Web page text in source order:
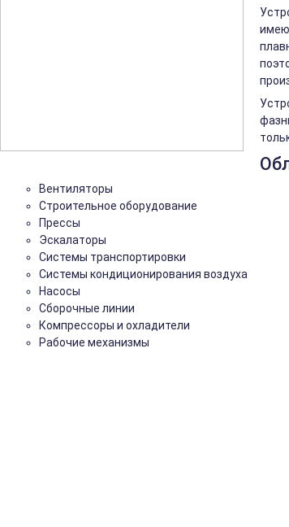
Вентиляторы
Строительное оборудование
Прессы
Эскалаторы
Системы транспортировки
Системы кондиционирования воздуха
Насосы
Сборочные линии
Компрессоры и охладители
Рабочие механизмы